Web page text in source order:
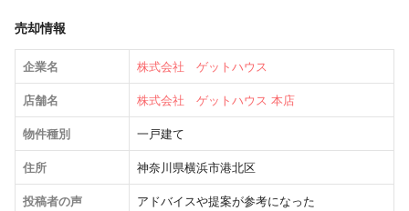
売却情報
企業名 株式会社 ゲットハウス
店舗名 株式会社 ゲットハウス 本店
物件種別 一戸建て
住所 神奈川県横浜市港北区
投稿者の声 アドバイスや提案が参考になった